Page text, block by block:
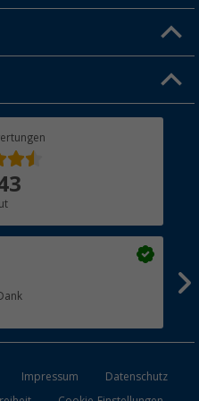
Impressum
Datenschutz